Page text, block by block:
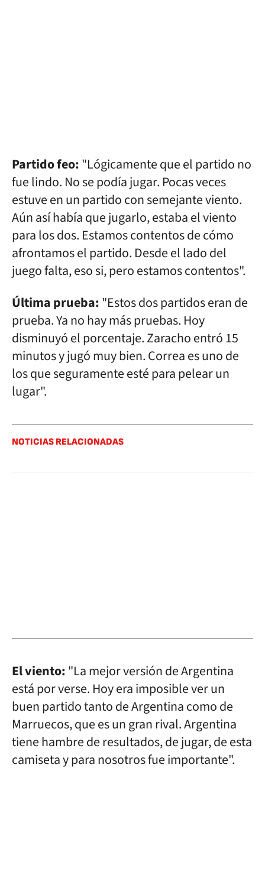
Partido feo:"Lógicamente que el partido no
fue lindo. No se podía jugar. Pocas veces
estuve en un partido con semejante viento.
Aún así había que jugarlo, estaba el viento
para los dos. Estamos contentos de cómo
afrontamos el partido. Desde el lado del
juego falta, eso si, pero estamos contentos".
Última prueba:"Estos dos partidos eran de
prueba. Ya no hay más pruebas. Hoy
disminuyó el porcentaje. Zaracho entró 15
minutos y jugó muy bien. Correa es uno de
los que seguramente esté para pelear un
lugar".
NOTICIAS RELACIONADAS
El viento:"La mejor versión de Argentina
está por verse. Hoy era imposible ver un
buen partido tanto de Argentina como de
Marruecos, que es un gran rival. Argentina
tiene hambre de resultados, de jugar, de esta
camiseta y para nosotros fue importante".